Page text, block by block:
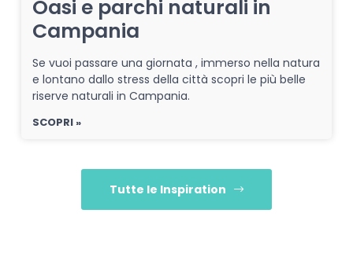
Oasi e parchi naturali in
Campania
Se vuoi passare una giornata , immerso nella natura
e lontano dallo stress della città scopri le più belle
riserve naturali in Campania.
SCOPRI »
Tutte le Inspiration